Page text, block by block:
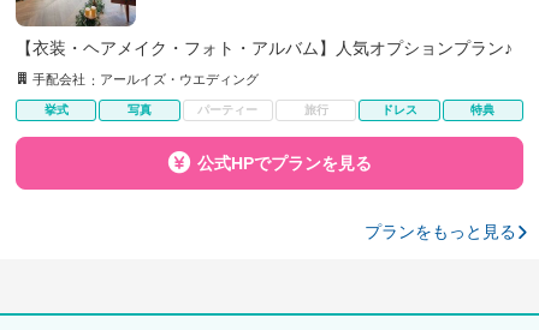
【衣装・ヘアメイク・フォト・アルバム】人気オプションプラン♪
手配会社 アールイズ・ウエディング
挙式 写真 パーティー 旅行 ドレス 特典
公式HPでプランを見る
プランをもっと見る